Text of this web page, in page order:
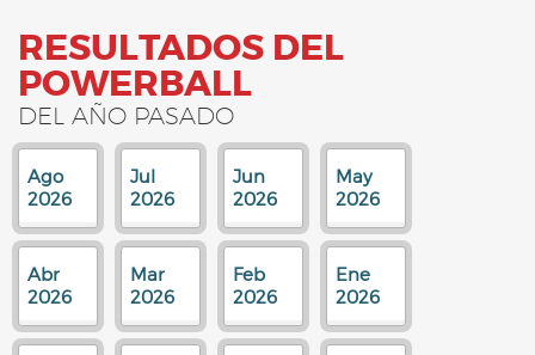
RESULTADOS DEL
POWERBALL
DEL AÑO PASADO
Ago
2026
Jul
2026
Jun
2026
May
2026
Abr
2026
Mar
2026
Feb
2026
Ene
2026